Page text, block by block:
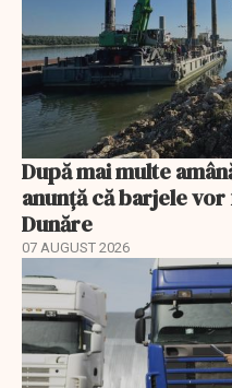
După mai multe
anunță că barjele
Dunăre
07 AUGUST 2026